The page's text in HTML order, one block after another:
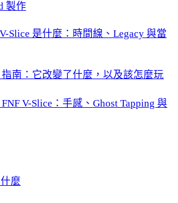
製作
Slice 是什麼：時間線、Legacy 與當
指南：它改變了什麼，以及該怎麼玩
V-Slice：手感、Ghost Tapping 與
麼